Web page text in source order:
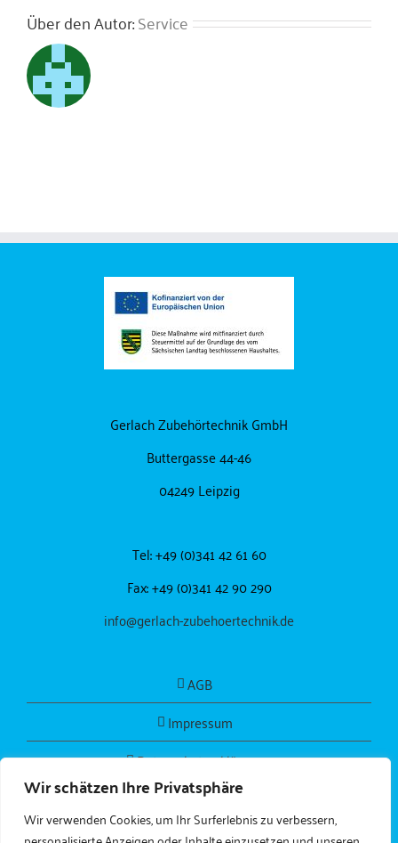
Wir schätzen Ihre Privatsphäre
Wir verwenden Cookies, um Ihr Surferlebnis zu verbessern,
Über den Autor:Service
Gerlach Zubehörtechnik GmbH
Buttergasse 44-46
04249 Leipzig
Tel: +49 (0)341 42 61 60
Fax: +49 (0)341 42 90 290
info@gerlach-zubehoertechnik.de
AGB
Impressum
Datenschutzerklärung